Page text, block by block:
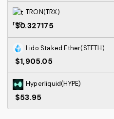
TRON(TRX)
$0.327175
Lido Staked Ether(STETH)
$1,905.05
Hyperliquid(HYPE)
$53.95